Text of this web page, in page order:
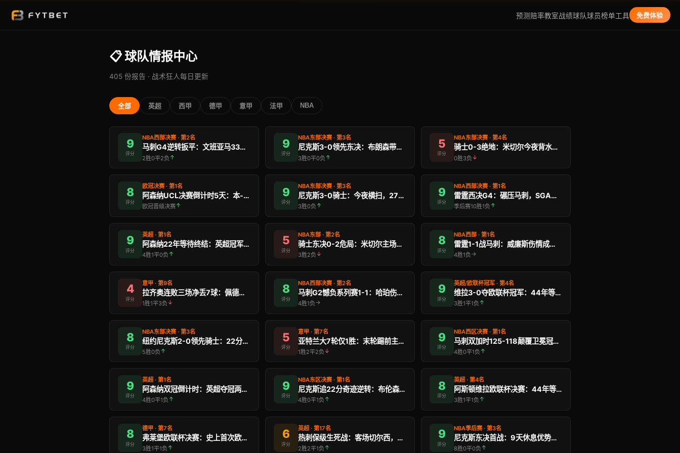
预测赔率教室战绩球队球员榜单工具 免费体验
📋 球队情报中心
405 份报告 · 战术狂人每日更新
全部 英超 西甲 德甲 意甲 法甲 NBA
9
评分
NBA西部决赛 · 第2名
马刺G4逆转扳平：文班亚马33分+43英尺绝 …
2胜0平2负 ↑
9
评分
NBA东部决赛 · 第3名
尼克斯3-0领先东决：布朗森带队10连胜，25年首 …
3胜0平0负 ↑
5
评分
NBA东部决赛 · 第4名
骑士0-3绝地：米切尔今夜背水一战，历史从未有队伍 …
0胜3负 ↓
8
评分
欧冠决赛 · 第1名
阿森纳UCL决赛倒计时5天：本-怀特报销，后防线如 …
欧冠晋级决赛↑
9
评分
NBA东部决赛 · 第3名
尼克斯3-0骑士：今夜横扫，27年来首进总决赛触手 …
3胜0负 ↑
9
评分
NBA西部决赛 · 第1名
雷霆西决G4：碾压马刺，SGA统治力触目惊心
季后赛10胜1负 ↑
9
评分
英超 · 第1名
阿森纳22年等待终结：英超冠军，欧冠决赛前夕最终章
4胜1平0负 ↑
5
评分
NBA东部 · 第2名
骑士东决0-2危局：米切尔主场大爆发能否改写历史？
3胜2负 ↓
8
评分
NBA西部 · 第1名
雷霆1-1战马刺：威廉斯伤情成西决最大变数
4胜1负 →
4
评分
意甲 · 第9名
拉齐奥连败三场净丢7球：佩德罗告别赛能否打破魔咒？
1胜1平3负 ↓
8
评分
NBA西部决赛 · 第2名
马刺G2憾负系列赛1-1：哈珀伤情G3最大变数，文 …
4胜1负 →
9
评分
英超/欧联杯冠军 · 第4名
维拉3-0夺欧联杯冠军：44年等待终结，埃默里五冠 …
3胜1平1负 ↑
8
评分
NBA东部决赛 · 第3名
纽约尼克斯2-0领先骑士：22分逆转奇迹的战术密码 …
5胜0负 ↑
5
评分
意甲 · 第7名
亚特兰大7轮仅1胜：末轮踢前主帅旧东家，能否止颓？
1胜2平2负 ↓
9
评分
NBA西区决赛 · 第1名
马刺双加时125-118颠覆卫冕冠军：战术封 …
4胜0平1负 ↑
9
评分
英超 · 第1名
阿森纳双冠倒计时：英超夺冠两天后，布达佩斯欧冠决战 …
4胜0平1负 ↑
9
评分
NBA东区决赛 · 第1名
尼克斯追22分奇迹逆转：布伦森38分，G2今晚如何 …
4胜0平1负 ↑
8
评分
英超 · 第4名
阿斯顿维拉欧联杯决赛：44年等待今夜终结，埃梅里能 …
3胜1平1负 ↑
8
评分
德甲 · 第7名
弗莱堡欧联杯决赛：史上首次欧洲决赛，德甲小球会能否 …
3胜1平1负 ↑
6
评分
英超 · 第17名
热刺保级生死战：客场切尔西，2分险优势今晚见分晓
2胜2平1负 ↑
9
评分
NBA季后赛 · 第3名
尼克斯东决首战：9天休息优势，主场MSG能压垮骑士 …
8胜0平0负 ↑